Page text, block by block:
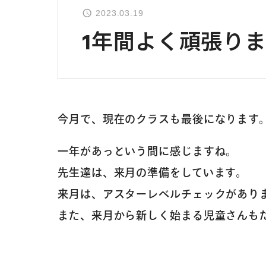
2023.03.19
1年間よく頑張り
今月で、現在のクラスも最後になります。
一年があっという間に感じますね。
先生達は、来月の準備をしています。
来月は、アスターレベルチェックがあり
また、来月から新しく始まる児童さんも